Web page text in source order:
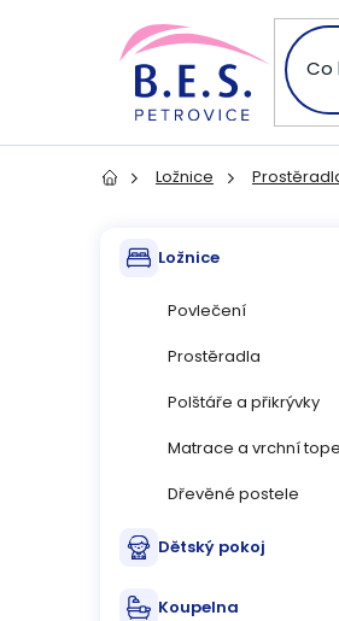
Domů Ložnice
kategorieLožnice
Povlečení
Prostěradla
Polštáře a přikrývky
Matrace a vrchní
Dřevěné postele
Dětský pokoj
Koupelna